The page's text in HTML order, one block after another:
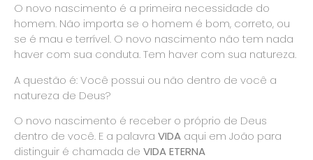
O novo nascimento é a primeira necessidade do
homem. Não importa se o homem é bom, correto, ou
se é mau e terrível. O novo nascimento não tem nada
haver com sua conduta. Tem haver com sua natureza.
A questão é: Você possui ou não dentro de você a
natureza de Deus?
O novo nascimento é receber o próprio de Deus
dentro de você. E a palavra VIDA aqui em João para
distinguir é chamada de VIDA ETERNA